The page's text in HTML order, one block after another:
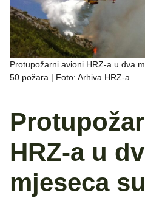
Protupožarni avioni HRZ-a u dva
50 požara | Foto: Arhiva HRZ-a
HRZ-a u
mjeseca